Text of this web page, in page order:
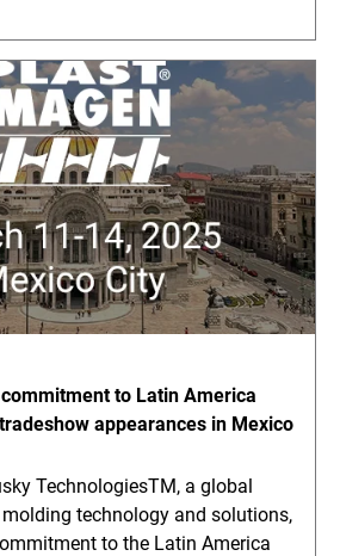
to Latin America
appearances in Mexico
TechnologiesTM, a global
technology and solutions,
to the Latin America